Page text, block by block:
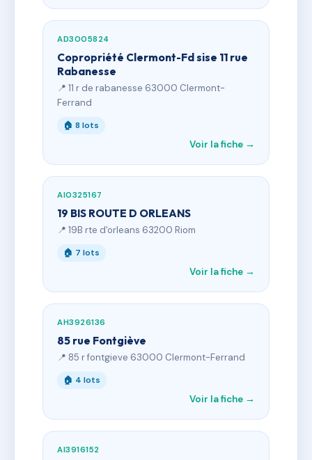
AD3005824
Copropriété Clermont-Fd sise 11 rue
Rabanesse
📍 11 r de rabanesse 63000 Clermont-
Ferrand
🏠 8 lots
Voir la fiche →
AI0325167
19 BIS ROUTE D ORLEANS
📍 19B rte d'orleans 63200 Riom
🏠 7 lots
Voir la fiche →
AH3926136
85 rue Fontgiève
📍 85 r fontgieve 63000 Clermont-Ferrand
🏠 4 lots
Voir la fiche →
AI3916152